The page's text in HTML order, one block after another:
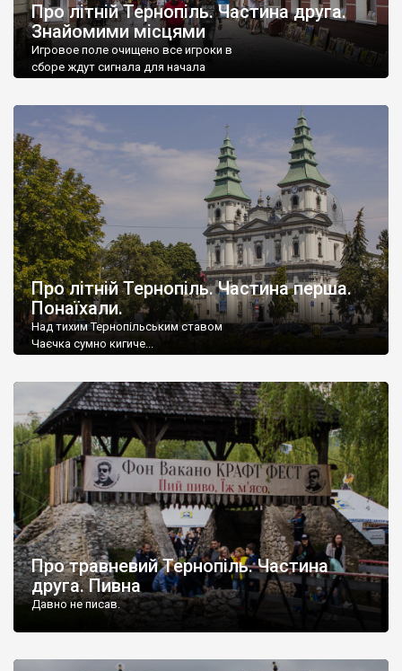
Про літній Тернопіль. Частина друга.
Знайомими місцями
Игровое поле очищено все игроки в
сборе ждут сигнала для начала
Про літній Тернопіль. Частина перша.
Понаїхали.
Над тихим Тернопільським ставом
Чаєчка сумно кигиче...
Про травневий Тернопіль. Частина
друга. Пивна
Давно не писав.